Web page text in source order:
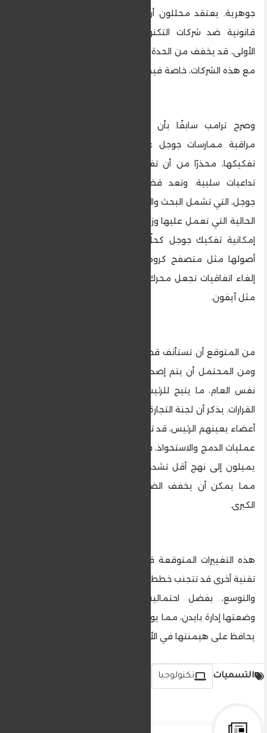
جوهرية. يعتقد محللون أن ترامب، الذي بدأ بإجراءات
قانونية ضد شركات التكنولوجيا الكبرى خلال ولايته
الأولى، قد يخفف من الحدة التي تتعامل بها إدارة بايدن
مع هذه الشركات، خاصة فيما يتعلق بتفكيك جوجل.
وصرح ترامب سابقًا بأن الجهات المختصة يمكنها
مراقبة ممارسات جوجل عن كثب دون الحاجة إلى
تفكيكها، محذرًا من أن تفكيك الشركة قد يكون له
تداعيات سلبية. وتعد قضية مكافحة الاحتكار ضد
جوجل، التي تشمل البحث والإعلانات، من بين أبرز القضايا
الحالية التي تعمل عليها وزارة العدل. وقد طرحت الوزارة
إمكانية تفكيك جوجل كحلّ، بحيث تتخلى عن بعض
أصولها مثل متصفح كروم ونظام أندرويد، إلى جانب
إلغاء اتفاقيات تجعل محرك بحثها افتراضيًا على أجهزة
مثل آيفون.
ومن المحتمل أن يتم إصدار الحكم في أغسطس من
نفس العام، ما يتيح للرئيس المقبل التأثير في هذه
أعضاء يعينهم الرئيس، قد تعيد صياغة سياساتها بشأن
عمليات الدمج والاستحواذ، في حال تعيين ترامب أعضاء
يميلون إلى نهج أقل تشددًا من سياسات إدارة بايدن،
مما يمكن أن يخفف الضغط على الشركات التقنية
الكبرى.
هذه التغييرات المتوقعة قد تعني أن جوجل وشركات
تقنية أخرى قد تتجنب خطط التفكيك وتستمر في النمو
والتوسع، بفضل احتمالية تقليص الضوابط التي
وضعتها إدارة بايدن، مما يوفر للشركات "طوق نجاة" قد
يحافظ على هيمنتها في الأسواق.
التسميات تكنولوجيا